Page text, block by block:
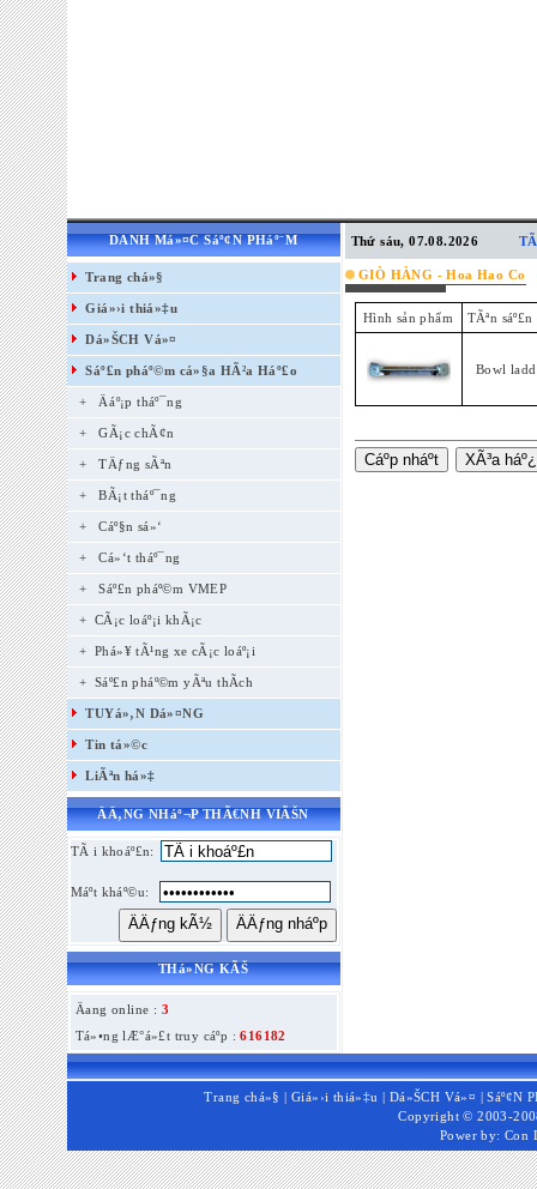
DANH Má»¤C Sáº¢N PHáº¨M
Trang chá»§
Giá»›i thiá»‡u
Dá»ŠCH Vá»¤
Sáº£n pháº©m cá»§a HÃ²a Háº£o
+ Äáº¡p tháº¯ng
+GÃ¡c chÃ¢n
+TÄƒng sÃªn
+BÃ¡t tháº¯ng
+Cáº§n sá»‘
+Cá»‘t tháº¯ng
+Sáº£n pháº©m VMEP
+ CÃ¡c loáº¡i khÃ¡c
+ Phá»¥ tÃ¹ng xe cÃ¡c loáº¡i
+ Sáº£n pháº©m yÃªu thÃ­ch
TUYá»‚N Dá»¤NG
Tin tá»©c
LiÃªn há»‡
ÄÄ‚NG NHáº¬P THÃ€NH VIÃŠN
TÃ i khoáº£n:
Máº­t kháº©u:
THá»NG KÃŠ
Äang online : 3
Tá»•ng lÆ°á»£t truy cáº­p :616182
Thứ sáu, 07.08.2026
GIÒ HÀNG - Hoa Hao Co
Hình sản phẩm TÃªn
Bowl
Trang chá»§ |Giá»›i thiá»‡u | Dá»ŠCH Vá»¤ |Sáº¢N
Copyright © 2003-
Power by: Con